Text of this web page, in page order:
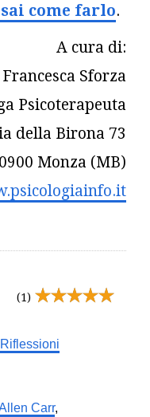
come farlo.
A cura di:
Sforza
Psicoterapeuta
della Birona 73
Monza (MB)
(1)
Carr,